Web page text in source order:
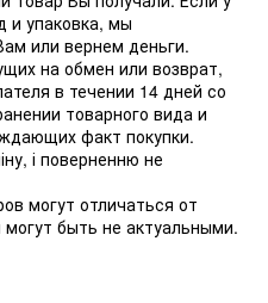
и упаковка, мы
или вернем деньги.
на обмен или возврат,
в течении 14 дней со
товарного вида и
факт покупки.
і поверненню не
могут отличаться от
быть не актуальными.